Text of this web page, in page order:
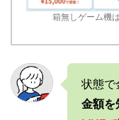
箱無しゲーム機
状態で
金額を